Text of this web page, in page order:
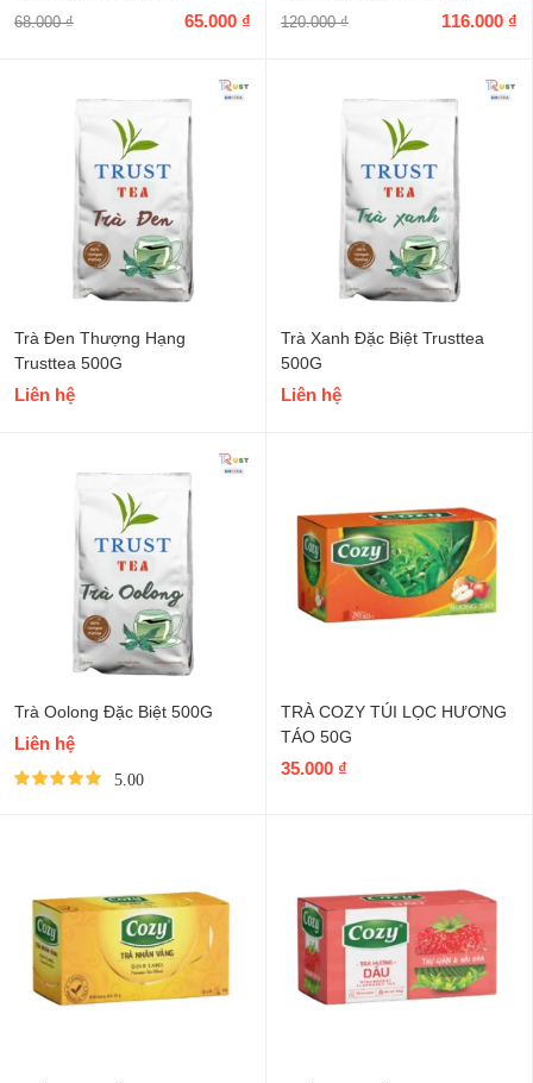
68.000₫ 65.000 ₫ 120.000₫ 116.000 ₫
Trà Đen Thượng Hạng
Trusttea 500G
Liên hệ
Trà Xanh Đặc Biệt Trusttea
500G
Liên hệ
Trà Oolong Đặc Biệt 500G
Liên hệ
5.00
TRÀ COZY TÚI LỌC HƯƠNG
TÁO 50G
35.000 ₫